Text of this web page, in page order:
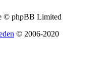
© phpBB Limited
© 2006-2020